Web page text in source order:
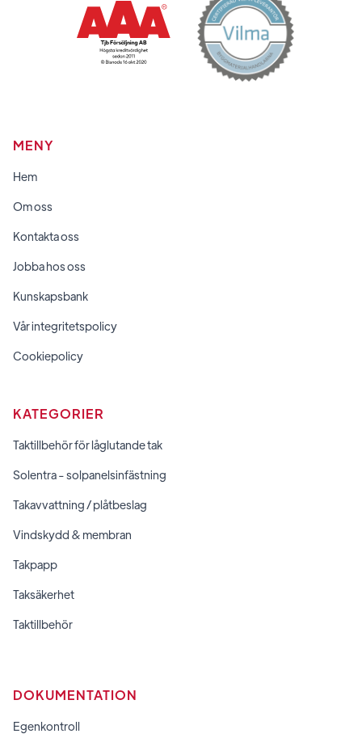
MENY
Hem
Om oss
Kontakta oss
Jobba hos oss
Kunskapsbank
Vår integritetspolicy
Cookiepolicy
KATEGORIER
Taktillbehör för låglutande tak
Solentra - solpanelsinfästning
Takavvattning / plåtbeslag
Vindskydd & membran
Takpapp
Taksäkerhet
Taktillbehör
DOKUMENTATION
Egenkontroll